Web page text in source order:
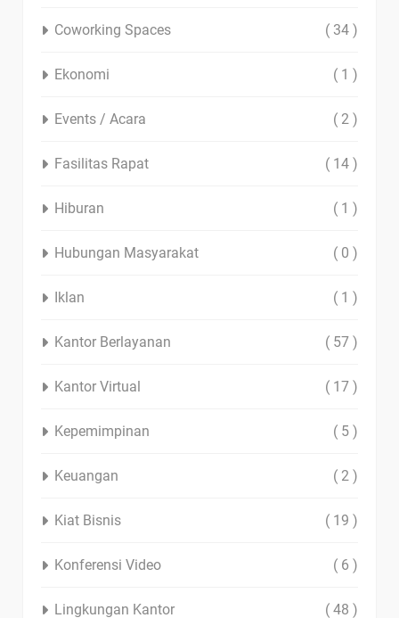
Coworking Spaces ( 34 )
Ekonomi ( 1 )
Events / Acara ( 2 )
Fasilitas Rapat ( 14 )
Hiburan ( 1 )
Hubungan Masyarakat ( 0 )
Iklan ( 1 )
Kantor Berlayanan ( 57 )
Kantor Virtual ( 17 )
Kepemimpinan ( 5 )
Keuangan ( 2 )
Kiat Bisnis ( 19 )
Konferensi Video ( 6 )
Lingkungan Kantor ( 48 )